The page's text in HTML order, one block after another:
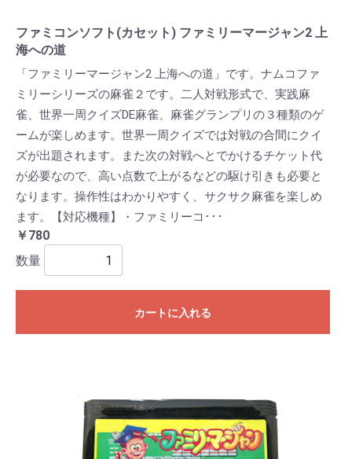
ファミコンソフト(カセット) ファミリーマージャン2 上
海への道
「ファミリーマージャン2 上海への道」です。ナムコファ
ミリーシリーズの麻雀２です。二人対戦形式で、実践麻
雀、世界一周クイズDE麻雀、麻雀グランプリの３種類のゲ
ームが楽しめます。世界一周クイズでは対戦の合間にクイ
ズが出題されます。また次の対戦へとでかけるチケット代
が必要なので、高い点数で上がるなどの駆け引きも必要と
なります。操作性はわかりやすく、サクサク麻雀を楽しめ
ます。【対応機種】・ファミリーコ･･･
￥780
数量
カートに入れる